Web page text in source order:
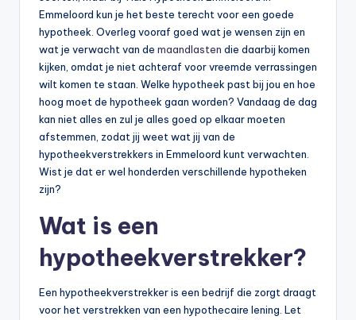
Emmeloord kun je het beste terecht voor een goede
hypotheek. Overleg vooraf goed wat je wensen zijn en
wat je verwacht van de maandlasten die daarbij komen
kijken, omdat je niet achteraf voor vreemde verrassingen
wilt komen te staan. Welke hypotheek past bij jou en hoe
hoog moet de hypotheek gaan worden? Vandaag de dag
kan niet alles en zul je alles goed op elkaar moeten
afstemmen, zodat jij weet wat jij van de
hypotheekverstrekkers in Emmeloord kunt verwachten.
Wist je dat er wel honderden verschillende hypotheken
zijn?
Wat is een
hypotheekverstrekker?
Een hypotheekverstrekker is een bedrijf die zorgt draagt
voor het verstrekken van een hypothecaire lening. Let